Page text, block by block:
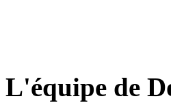
L'équipe de